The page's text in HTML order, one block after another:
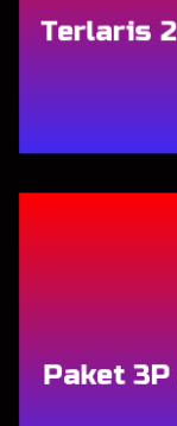
Terlaris
Paket